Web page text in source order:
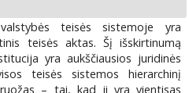
teisės sistemoje yra
teisės aktas. Šį išskirtinumą
yra aukščiausios juridinės
teisės sistemos hierarchinį
– tai, kad ji yra vientisas